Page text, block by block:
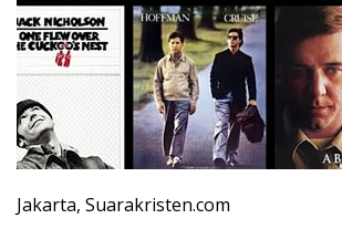
Jakarta, Suarakristen.com